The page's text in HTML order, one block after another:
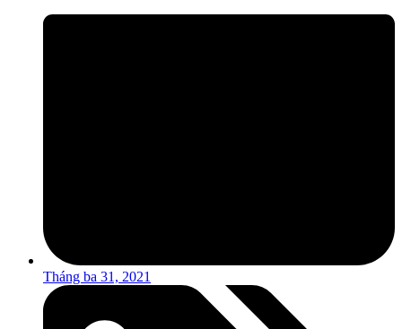
Tháng ba 31, 2021